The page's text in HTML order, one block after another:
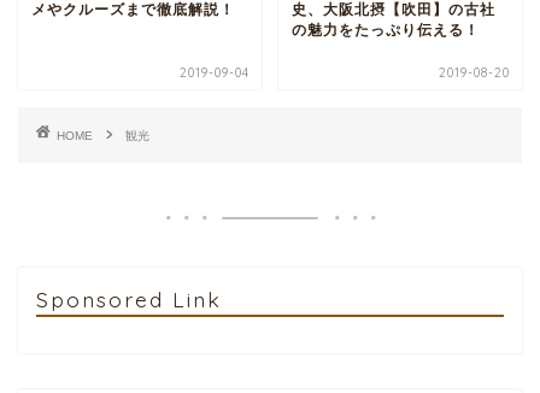
メやクルーズまで徹底解説！
2019-09-04
史、大阪北摂【吹田】の古社
の魅力をたっぷり伝える！
2019-08-20
HOME 観光
Sponsored Link